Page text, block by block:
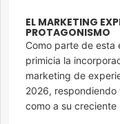
EL MARKETING
PROTAGONISMO
Como parte de esta
primicia la
marketing de
2026,
como a su creciente